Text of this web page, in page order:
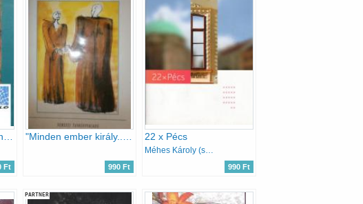
Ft 990 Ft
22 x Pécs
Méhes Károly (szerk.)
990 Ft
PARTNER